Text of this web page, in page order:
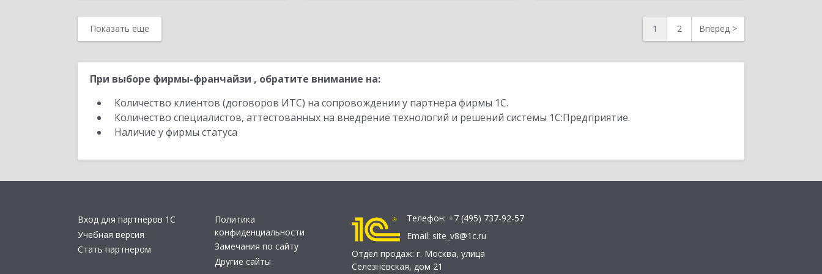
Показать еще 1 2 Вперед >
При выборе фирмы-франчайзи , обратите внимание на:
Количество клиентов (договоров ИТС) на сопровождении у партнера фирмы 1С.
Количество специалистов, аттестованных на внедрение технологий и решений системы 1С:Предприятие.
Наличие у фирмы статуса
Вход для партнеров 1С
Учебная версия
Стать партнером
Политика
конфиденциальности
Замечания по сайту
Другие сайты
Телефон: +7 (495) 737-92-57
Email: site_v8@1c.ru
Отдел продаж: г. Москва, улица
Селезнёвская, дом 21